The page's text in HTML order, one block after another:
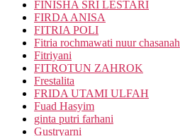
FINISHA SRI LESTARI
FIRDA ANISA
FITRIA POLI
Fitria rochmawati nuur chasanah
Fitriyani
FITROTUN ZAHROK
Frestalita
FRIDA UTAMI ULFAH
Fuad Hasyim
ginta putri farhani
Gustryarni